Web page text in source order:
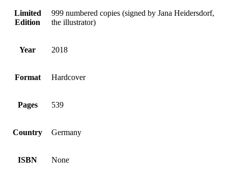
Limited
Edition
999 numbered copies (signed by Jana Heidersdorf,
the illustrator)
Year 2018
Format Hardcover
Pages 539
Country Germany
ISBN None